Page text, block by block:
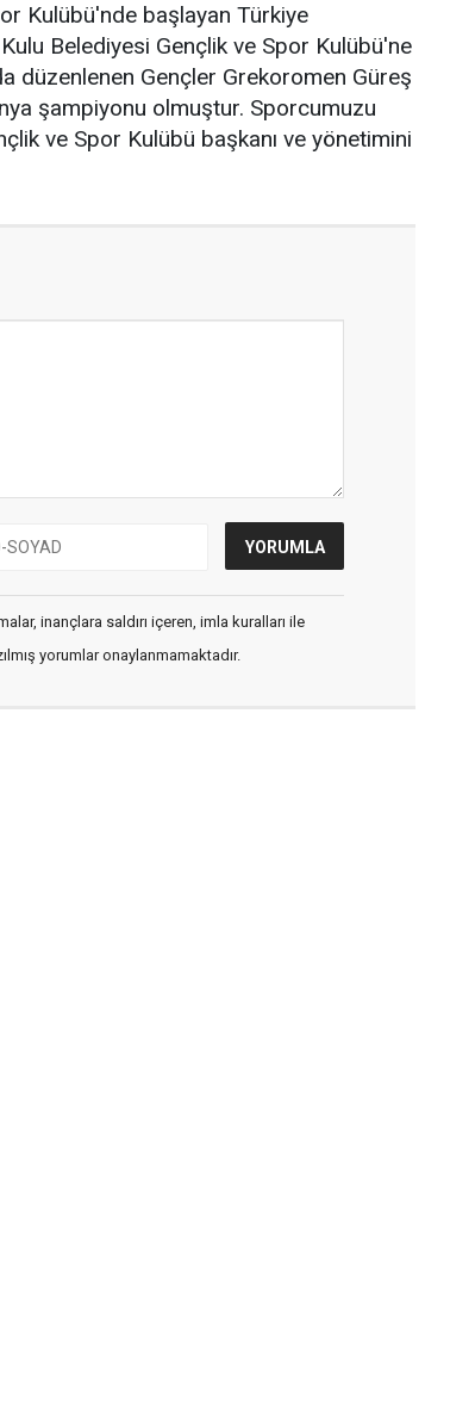
Kulübü'nde başlayan Türkiye
Belediyesi Gençlik ve Spor Kulübü'ne
düzenlenen Gençler Grekoromen Güreş
şampiyonu olmuştur. Sporcumuzu
ve Spor Kulübü başkanı ve yönetimini
inançlara saldırı içeren, imla kuralları ile
yorumlar onaylanmamaktadır.